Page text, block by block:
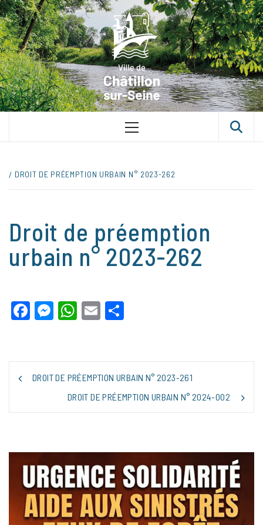
Skip
to
content
VILLE
SUR-SEINE
UNE VILLE DANS UN PARC
Primary
DROIT DE PRÉEMPTION URBAIN N° 2023-262
Droit de préemption
urbain n° 2023-262
Facebook
Messenger
WhatsApp
Email
NAVIGATION
DE
DROIT DE PRÉEMPTION URBAIN N° 2023-261
DROIT DE PRÉEMPTION URBAIN N° 2024-002